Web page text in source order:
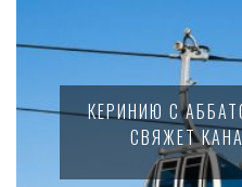
КЕРИНИЮ С
СВЯЖЕТ